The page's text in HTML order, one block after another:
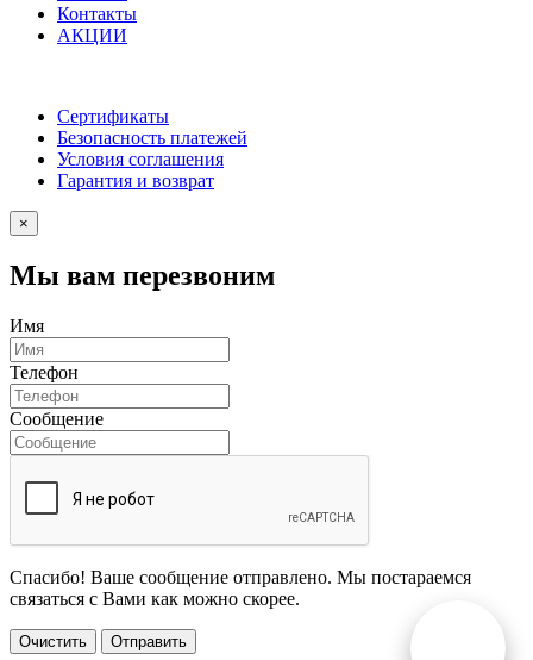
Контакты
АКЦИИ
Сертификаты
Безопасность платежей
Условия соглашения
Гарантия и возврат
×
Мы вам перезвоним
Имя
Телефон
Сообщение
Спасибо! Ваше сообщение отправлено. Мы постараемся
связаться с Вами как можно скорее.
Очистить Отправить